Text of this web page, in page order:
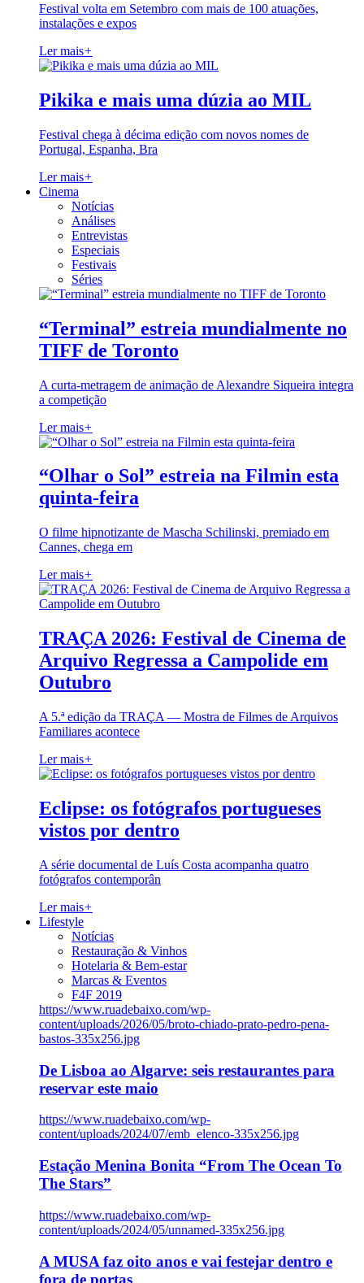
Festival volta em Setembro com mais de 100 atuações,
instalações e expos
Ler mais+
Pikika e mais uma dúzia ao MIL
Festival chega à décima edição com novos nomes de
Portugal, Espanha, Bra
Ler mais+
Cinema
Notícias
Análises
Entrevistas
Especiais
Festivais
Séries
“Terminal” estreia mundialmente no
TIFF de Toronto
A curta-metragem de animação de Alexandre Siqueira integra
a competição
Ler mais+
“Olhar o Sol” estreia na Filmin esta
quinta-feira
O filme hipnotizante de Mascha Schilinski, premiado em
Cannes, chega em
Ler mais+
TRAÇA 2026: Festival de Cinema de
Arquivo Regressa a Campolide em
Outubro
A 5.ª edição da TRAÇA — Mostra de Filmes de Arquivos
Familiares acontece
Ler mais+
Eclipse: os fotógrafos portugueses
vistos por dentro
A série documental de Luís Costa acompanha quatro
fotógrafos contemporân
Ler mais+
Lifestyle
Notícias
Restauração & Vinhos
Hotelaria & Bem-estar
Marcas & Eventos
F4F 2019
https://www.ruadebaixo.com/wp-
content/uploads/2026/05/broto-chiado-prato-pedro-pena-
bastos-335x256.jpg
De Lisboa ao Algarve: seis restaurantes para
reservar este maio
https://www.ruadebaixo.com/wp-
content/uploads/2024/07/emb_elenco-335x256.jpg
Estação Menina Bonita “From The Ocean To
The Stars”
https://www.ruadebaixo.com/wp-
content/uploads/2024/05/unnamed-335x256.jpg
A MUSA faz oito anos e vai festejar dentro e
fora de portas